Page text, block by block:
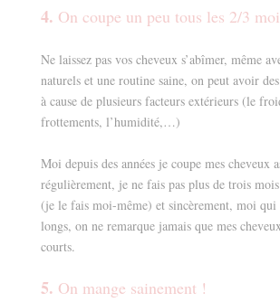
4. On coupe un peu tous les 2/3
Ne laissez pas vos cheveux s’abîmer, même
naturels et une routine saine, on peut avoir
à cause de plusieurs facteurs extérieurs (le
frottements, l’humidité,…)
Moi depuis des années je coupe mes cheveux
régulièrement, je ne fais pas plus de trois
(je le fais moi-même) et sincèrement, moi qui
longs, on ne remarque jamais que mes
courts.
5. On mange sainement !